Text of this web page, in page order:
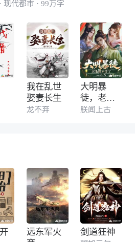
· 现代都市 · 99万字
我在乱世
娶妻长生
龙不弃
大明暴
徒，老朱
绷不住了
朕闻上古
远东军火
剑道狂神